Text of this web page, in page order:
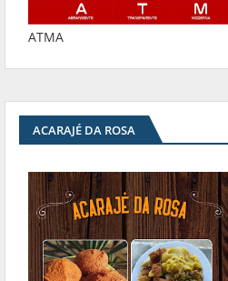
ATMA
ACARAJÉ DA ROSA